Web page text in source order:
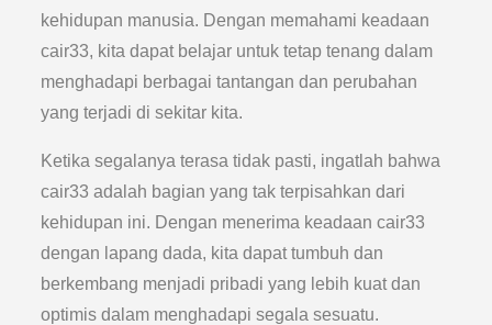
kehidupan manusia. Dengan memahami keadaan
cair33, kita dapat belajar untuk tetap tenang dalam
menghadapi berbagai tantangan dan perubahan
yang terjadi di sekitar kita.
Ketika segalanya terasa tidak pasti, ingatlah bahwa
cair33 adalah bagian yang tak terpisahkan dari
kehidupan ini. Dengan menerima keadaan cair33
dengan lapang dada, kita dapat tumbuh dan
berkembang menjadi pribadi yang lebih kuat dan
optimis dalam menghadapi segala sesuatu.